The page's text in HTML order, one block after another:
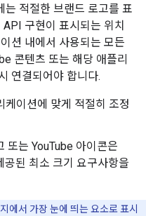
적절한 브랜드 로고를 표
구현이 표시되는 위치
션 내에서 사용되는 모든
콘텐츠 또는 해당 애플리
연결되어야 합니다.
이션에 맞게 적절히 조정
또는 YouTube 아이콘은
공된 최소 크기 요구사항을
에서 가장 눈에 띄는 요소로 표시